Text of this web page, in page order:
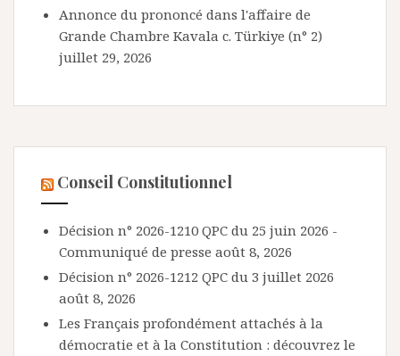
Annonce du prononcé dans l'affaire de
Grande Chambre Kavala c. Türkiye (n° 2)
juillet 29, 2026
Conseil Constitutionnel
Décision n° 2026-1210 QPC du 25 juin 2026 -
Communiqué de presse août 8, 2026
Décision n° 2026-1212 QPC du 3 juillet 2026
août 8, 2026
Les Français profondément attachés à la
démocratie et à la Constitution : découvrez le